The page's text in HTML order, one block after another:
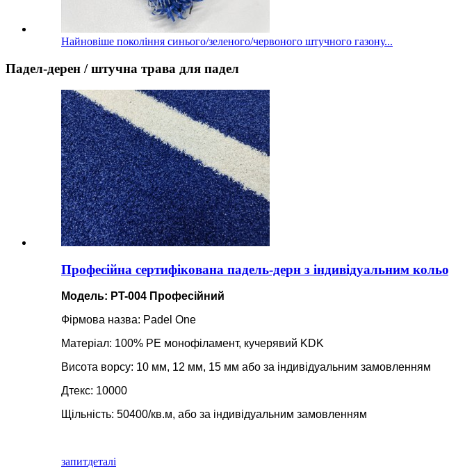
Найновіше покоління синього/зеленого/червоного штучного газону...
Падел-дерен / штучна трава для падел
Професійна сертифікована падель-дерн з індивідуальним
Модель: PT-004 Професійний
Фірмова назва: Padel One
Матеріал: 100% PE монофіламент, кучерявий KDK
Висота ворсу: 10 мм, 12 мм, 15 мм або за індивідуальним замовленням
Дтекс: 10000
Щільність: 50400/кв.м, або за індивідуальним замовленням
запитдеталі